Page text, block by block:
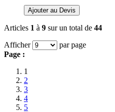
Ajouter au Devis
Articles 1 à 9 sur un total de 44
Afficher
par page
Page :
1
2
3
4
5